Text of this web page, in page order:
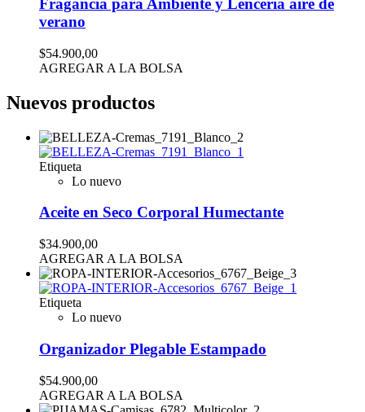
Fragancia para Ambiente y Lencería aire de
verano
$54.900,00
AGREGAR A LA BOLSA
Nuevos productos
Etiqueta
Lo nuevo
Aceite en Seco Corporal Humectante
$34.900,00
AGREGAR A LA BOLSA
Etiqueta
Lo nuevo
Organizador Plegable Estampado
$54.900,00
AGREGAR A LA BOLSA